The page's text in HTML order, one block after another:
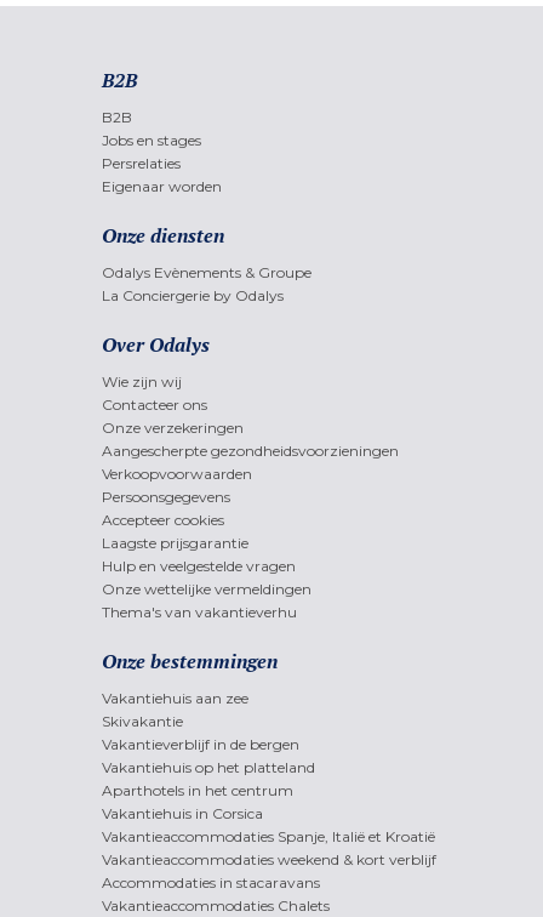
B2B
B2B
Jobs en stages
Persrelaties
Eigenaar worden
Onze diensten
Odalys Evènements & Groupe
La Conciergerie by Odalys
Over Odalys
Wie zijn wij
Contacteer ons
Onze verzekeringen
Aangescherpte gezondheidsvoorzieningen
Verkoopvoorwaarden
Persoonsgegevens
Accepteer cookies
Laagste prijsgarantie
Hulp en veelgestelde vragen
Onze wettelijke vermeldingen
Thema's van vakantieverhu
Onze bestemmingen
Vakantiehuis aan zee
Skivakantie
Vakantieverblijf in de bergen
Vakantiehuis op het platteland
Aparthotels in het centrum
Vakantiehuis in Corsica
Vakantieaccommodaties Spanje, Italië et Kroatië
Vakantieaccommodaties weekend & kort verblijf
Accommodaties in stacaravans
Vakantieaccommodaties Chalets